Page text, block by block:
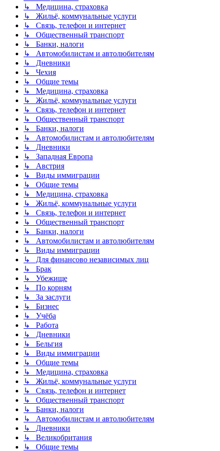
↳ Медицина, страховка
↳ Жильё, коммунальные услуги
↳ Связь, телефон и интернет
↳ Общественный транспорт
↳ Банки, налоги
↳ Автомобилистам и автолюбителям
↳ Дневники
↳ Чехия
↳ Общие темы
↳ Медицина, страховка
↳ Жильё, коммунальные услуги
↳ Связь, телефон и интернет
↳ Общественный транспорт
↳ Банки, налоги
↳ Автомобилистам и автолюбителям
↳ Дневники
↳ Западная Европа
↳ Австрия
↳ Виды иммиграции
↳ Общие темы
↳ Медицина, страховка
↳ Жильё, коммунальные услуги
↳ Связь, телефон и интернет
↳ Общественный транспорт
↳ Банки, налоги
↳ Автомобилистам и автолюбителям
↳ Виды иммиграции
↳ Для финансово независимых лиц
↳ Брак
↳ Убежище
↳ По корням
↳ За заслуги
↳ Бизнес
↳ Учёба
↳ Работа
↳ Дневники
↳ Бельгия
↳ Виды иммиграции
↳ Общие темы
↳ Медицина, страховка
↳ Жильё, коммунальные услуги
↳ Связь, телефон и интернет
↳ Общественный транспорт
↳ Банки, налоги
↳ Автомобилистам и автолюбителям
↳ Дневники
↳ Великобритания
↳ Общие темы